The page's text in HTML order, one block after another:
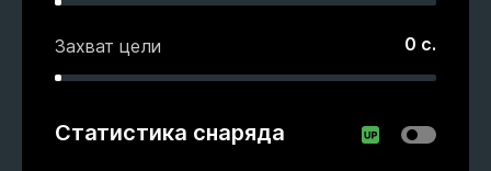
Захват цели 0 с.
Статистика снаряда